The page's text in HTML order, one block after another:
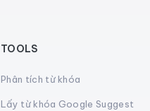
TOOLS
Phân tích từ khóa
Lấy từ khóa Google Suggest